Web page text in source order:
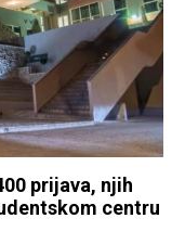
prijava, njih
centru